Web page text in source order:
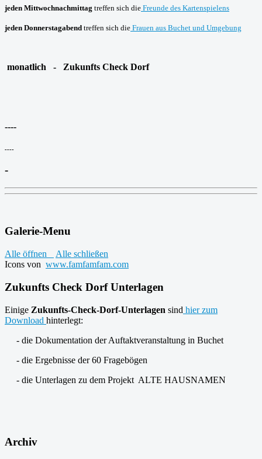
jeden Mittwochnachmittag treffen sich die Freunde des Kartenspielens
jeden Donnerstagabend treffen sich die Frauen aus Buchet und Umgebung
monatlich - Zukunfts Check Dorf
----
----
-
Galerie-Menu
Alle öffnen
Alle schließen
Icons von www.famfamfam.com
Zukunfts Check Dorf Unterlagen
Einige Zukunfts-Check-Dorf-Unterlagen sind hier zum
Download hinterlegt:
- die Dokumentation der Auftaktveranstaltung in Buchet
- die Ergebnisse der 60 Fragebögen
- die Unterlagen zu dem Projekt ALTE HAUSNAMEN
Archiv